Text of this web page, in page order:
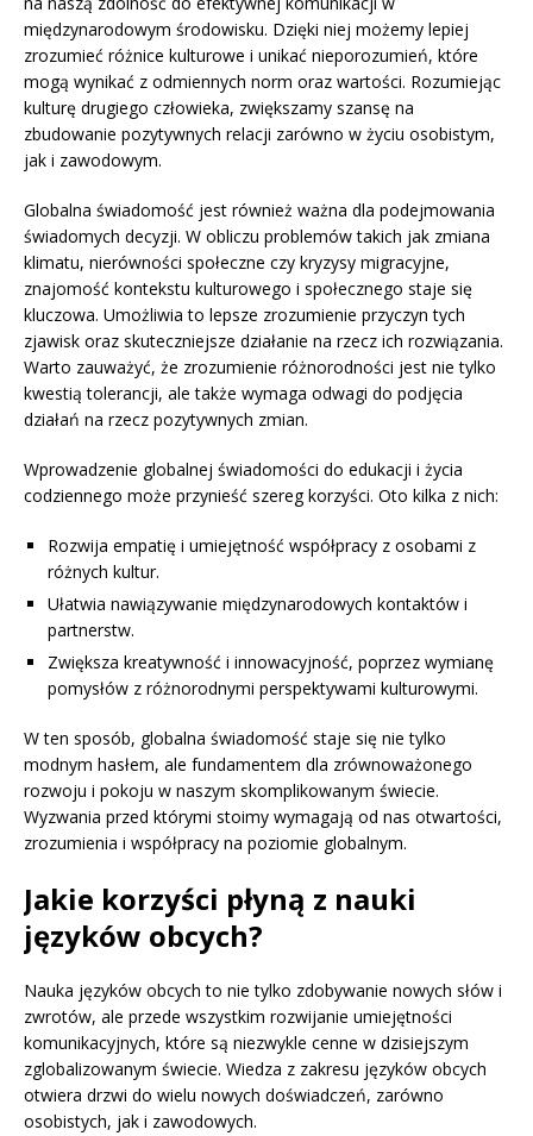
międzynarodowym środowisku. Dzięki niej możemy lepiej
zrozumieć różnice kulturowe i unikać nieporozumień, które
mogą wynikać z odmiennych norm oraz wartości. Rozumiejąc
kulturę drugiego człowieka, zwiększamy szansę na
zbudowanie pozytywnych relacji zarówno w życiu osobistym,
jak i zawodowym.
Globalna świadomość jest również ważna dla podejmowania
świadomych decyzji. W obliczu problemów takich jak zmiana
klimatu, nierówności społeczne czy kryzysy migracyjne,
znajomość kontekstu kulturowego i społecznego staje się
kluczowa. Umożliwia to lepsze zrozumienie przyczyn tych
zjawisk oraz skuteczniejsze działanie na rzecz ich rozwiązania.
Warto zauważyć, że zrozumienie różnorodności jest nie tylko
kwestią tolerancji, ale także wymaga odwagi do podjęcia
działań na rzecz pozytywnych zmian.
Wprowadzenie globalnej świadomości do edukacji i życia
codziennego może przynieść szereg korzyści. Oto kilka z nich:
Rozwija empatię i umiejętność współpracy z osobami z
różnych kultur.
Ułatwia nawiązywanie międzynarodowych kontaktów i
partnerstw.
Zwiększa kreatywność i innowacyjność, poprzez wymianę
pomysłów z różnorodnymi perspektywami kulturowymi.
W ten sposób, globalna świadomość staje się nie tylko
modnym hasłem, ale fundamentem dla zrównoważonego
rozwoju i pokoju w naszym skomplikowanym świecie.
Wyzwania przed którymi stoimy wymagają od nas otwartości,
zrozumienia i współpracy na poziomie globalnym.
Jakie korzyści płyną z nauki
języków obcych?
Nauka języków obcych to nie tylko zdobywanie nowych słów i
zwrotów, ale przede wszystkim rozwijanie umiejętności
komunikacyjnych, które są niezwykle cenne w dzisiejszym
zglobalizowanym świecie. Wiedza z zakresu języków obcych
otwiera drzwi do wielu nowych doświadczeń, zarówno
osobistych, jak i zawodowych.